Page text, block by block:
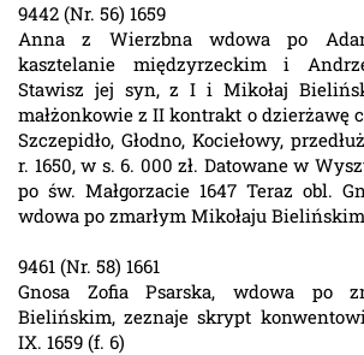
9442 (Nr. 56) 1659
Anna z Wierzbna wdowa po
kasztelanie międzyrzeckim i
Stawisz jej syn, z I i Mikołaj
małżonkowie z II kontrakt o dzierżawę
Szczepidło, Głodno, Kociełowy,
r. 1650, w s. 6. 000 zł. Datowane w
po św. Małgorzacie 1647 Teraz obl.
wdowa po zmarłym Mikołaju
9461 (Nr. 58) 1661
Gnosa Zofia Psarska, wdowa po
Bielińskim, zeznaje skrypt
IX. 1659 (f. 6)